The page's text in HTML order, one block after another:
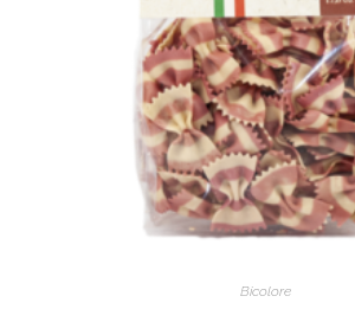
Bicolore